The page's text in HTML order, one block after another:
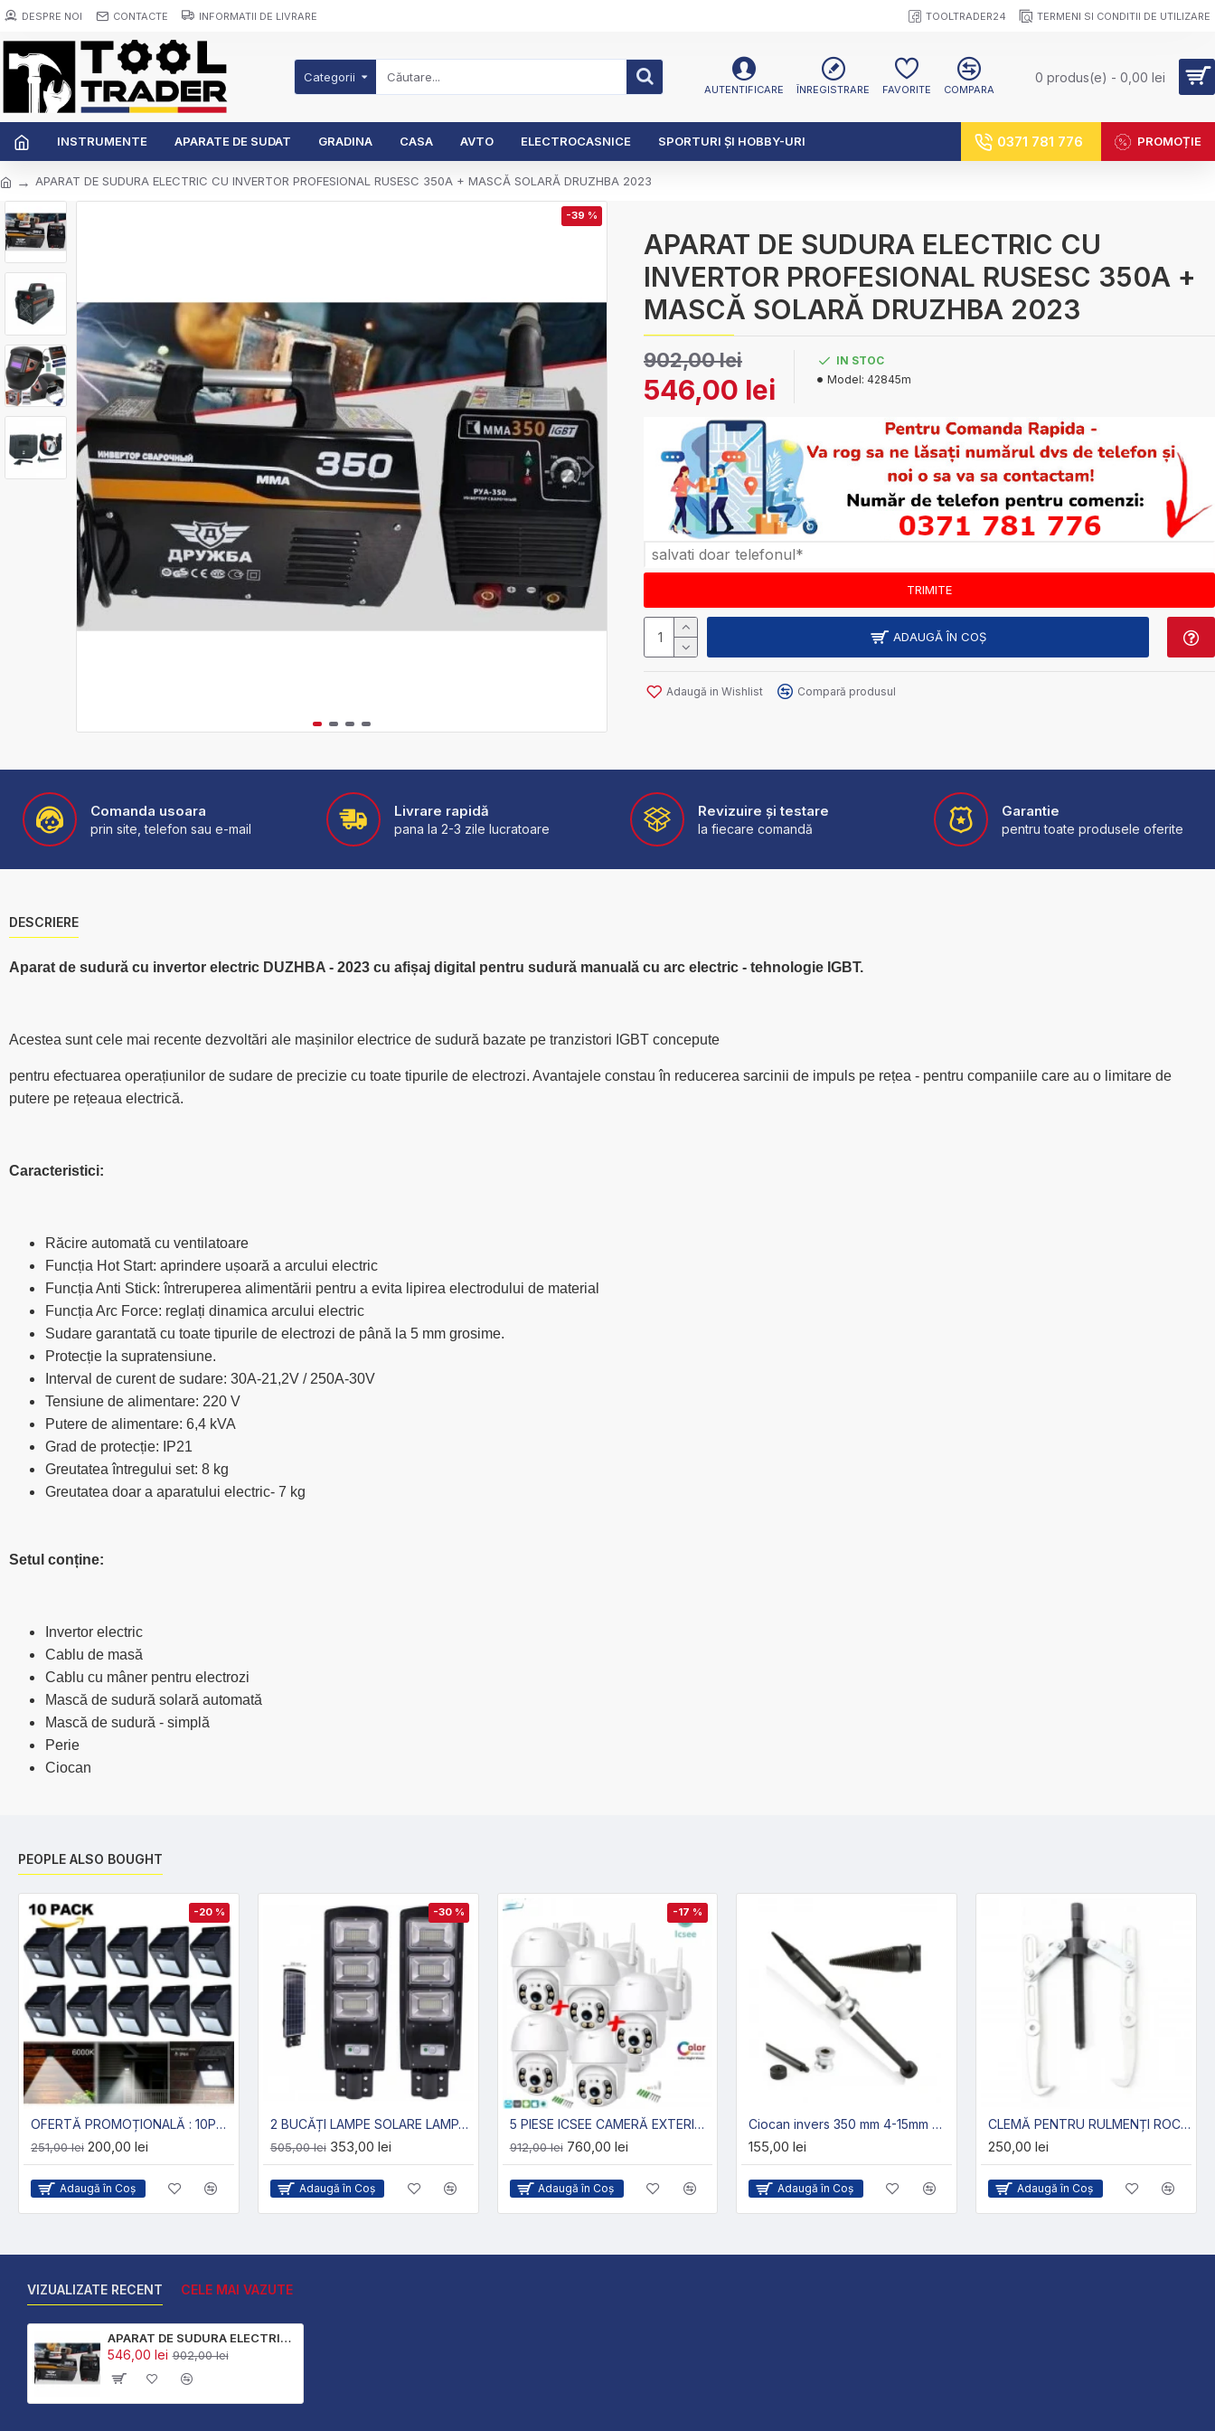
DESPRE NOI CONTACTE INFORMATII DE LIVRARE TOOLTRADER24 TERMENI SI CONDITII DE UTILIZARE
Categorii
AUTENTIFICARE ÎNREGISTRARE FAVORITE COMPARA
0 produs(e) - 0,00 lei
INSTRUMENTE APARATE DE SUDAT GRADINA CASA AVTO ELECTROCASNICE SPORTURI ȘI HOBBY-URI 0371 781 776 PROMOȚIE
APARAT DE SUDURA ELECTRIC CU INVERTOR PROFESIONAL RUSESC 350A + MASCĂ SOLARĂ DRUZHBA 2023
-39 %
APARAT DE SUDURA ELECTRIC CU
INVERTOR PROFESIONAL RUSESC 350A +
MASCĂ SOLARĂ DRUZHBA 2023
902,00 lei
546,00 lei
IN STOC
Model: 42845m
ADAUGĂ ÎN COŞ
Adaugă in Wishlist Compară produsul
Comanda usoara
prin site, telefon sau e-mail
Livrare rapidă
pana la 2-3 zile lucratoare
Revizuire și testare
la fiecare comandă
Garantie
pentru toate produsele oferite
DESCRIERE
Aparat de sudură cu invertor electric DUZHBA - 2023 cu afișaj digital pentru sudură manuală cu arc electric - tehnologie IGBT.
Acestea sunt cele mai recente dezvoltări ale mașinilor electrice de sudură bazate pe tranzistori IGBT concepute
pentru efectuarea operațiunilor de sudare de precizie cu toate tipurile de electrozi. Avantajele constau în reducerea sarcinii de impuls pe rețea - pentru companiile care au o limitare de
putere pe rețeaua electrică.
Caracteristici:
Răcire automată cu ventilatoare
Funcția Hot Start: aprindere ușoară a arcului electric
Funcția Anti Stick: întreruperea alimentării pentru a evita lipirea electrodului de material
Funcția Arc Force: reglați dinamica arcului electric
Sudare garantată cu toate tipurile de electrozi de până la 5 mm grosime.
Protecție la supratensiune.
Interval de curent de sudare: 30A-21,2V / 250A-30V
Tensiune de alimentare: 220 V
Putere de alimentare: 6,4 kVA
Grad de protecție: IP21
Greutatea întregului set: 8 kg
Greutatea doar a aparatului electric- 7 kg
Setul conține:
Invertor electric
Cablu de masă
Cablu cu mâner pentru electrozi
Mască de sudură solară automată
Mască de sudură - simplă
Perie
Ciocan
PEOPLE ALSO BOUGHT
-20 %
OFERTĂ PROMOȚIONALĂ : 10PCS PUTERNIC SOLARE PUTERNIC CONDUS LAMPĂ CU SENZOR DE 500LM
251,00 lei 200,00 lei
Adaugă în Coş
-30 %
2 BUCĂȚI LAMPE SOLARE LAMPA 900W REZISTENTĂ LA APĂ
505,00 lei 353,00 lei
Adaugă în Coş
-17 %
5 PIESE ICSEE CAMERĂ EXTERIOARĂ
912,00 lei 760,00 lei
Adaugă în Coş
Ciocan invers 350 mm 4-15mm MAR-POL
155,00 lei
Adaugă în Coş
CLEMĂ PENTRU RULMENȚI ROCK FORCE 400 MM
250,00 lei
Adaugă în Coş
VIZUALIZATE RECENT CELE MAI VAZUTE
APARAT DE SUDURA ELECTRIC CU INVERTOR PROFESIONAL RUSESC 350A + MASCĂ SOLARĂ DRUZHBA 2023
546,00 lei 902,00 lei